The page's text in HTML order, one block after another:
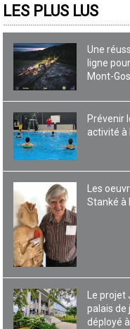
LES PLUS LUS
Une
ligne
Mont-
Prévenir
activité à
Les
Stanké à
Le
palais de
déployé